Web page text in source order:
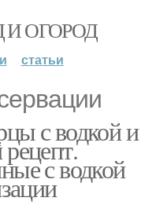
ОГОРОД
статьи
с водкой и
с водкой